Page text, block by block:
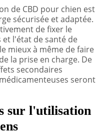
de CBD pour chien est
sécurisée et adaptée.
de fixer le
et l'état de santé de
mieux à même de faire
la prise en charge. De
secondaires
seront
sur l'utilisation